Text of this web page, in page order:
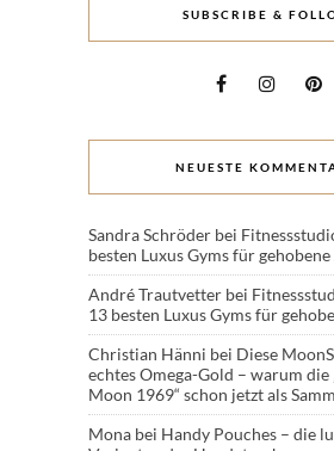
SUBSCRIBE &
NEUESTE
Sandra Schröder bei
besten Luxus Gyms für
André Trautvetter bei
13 besten Luxus Gyms für
Christian Hänni bei Diese
echtes Omega-Gold – warum
Moon 1969“ schon jetzt als
Mona bei Handy Pouches – die